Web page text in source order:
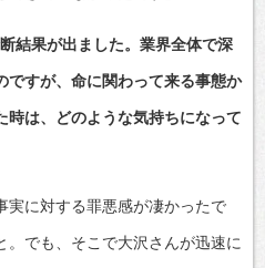
結果が出ました。業界全体で深
ですが、命に関わって来る事態か
時は、どのような気持ちになって
実に対する罪悪感が凄かったで
でも、そこで大沢さんが迅速に